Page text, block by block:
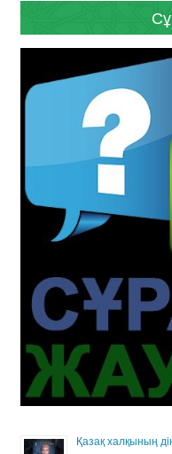
Қазақ халқының